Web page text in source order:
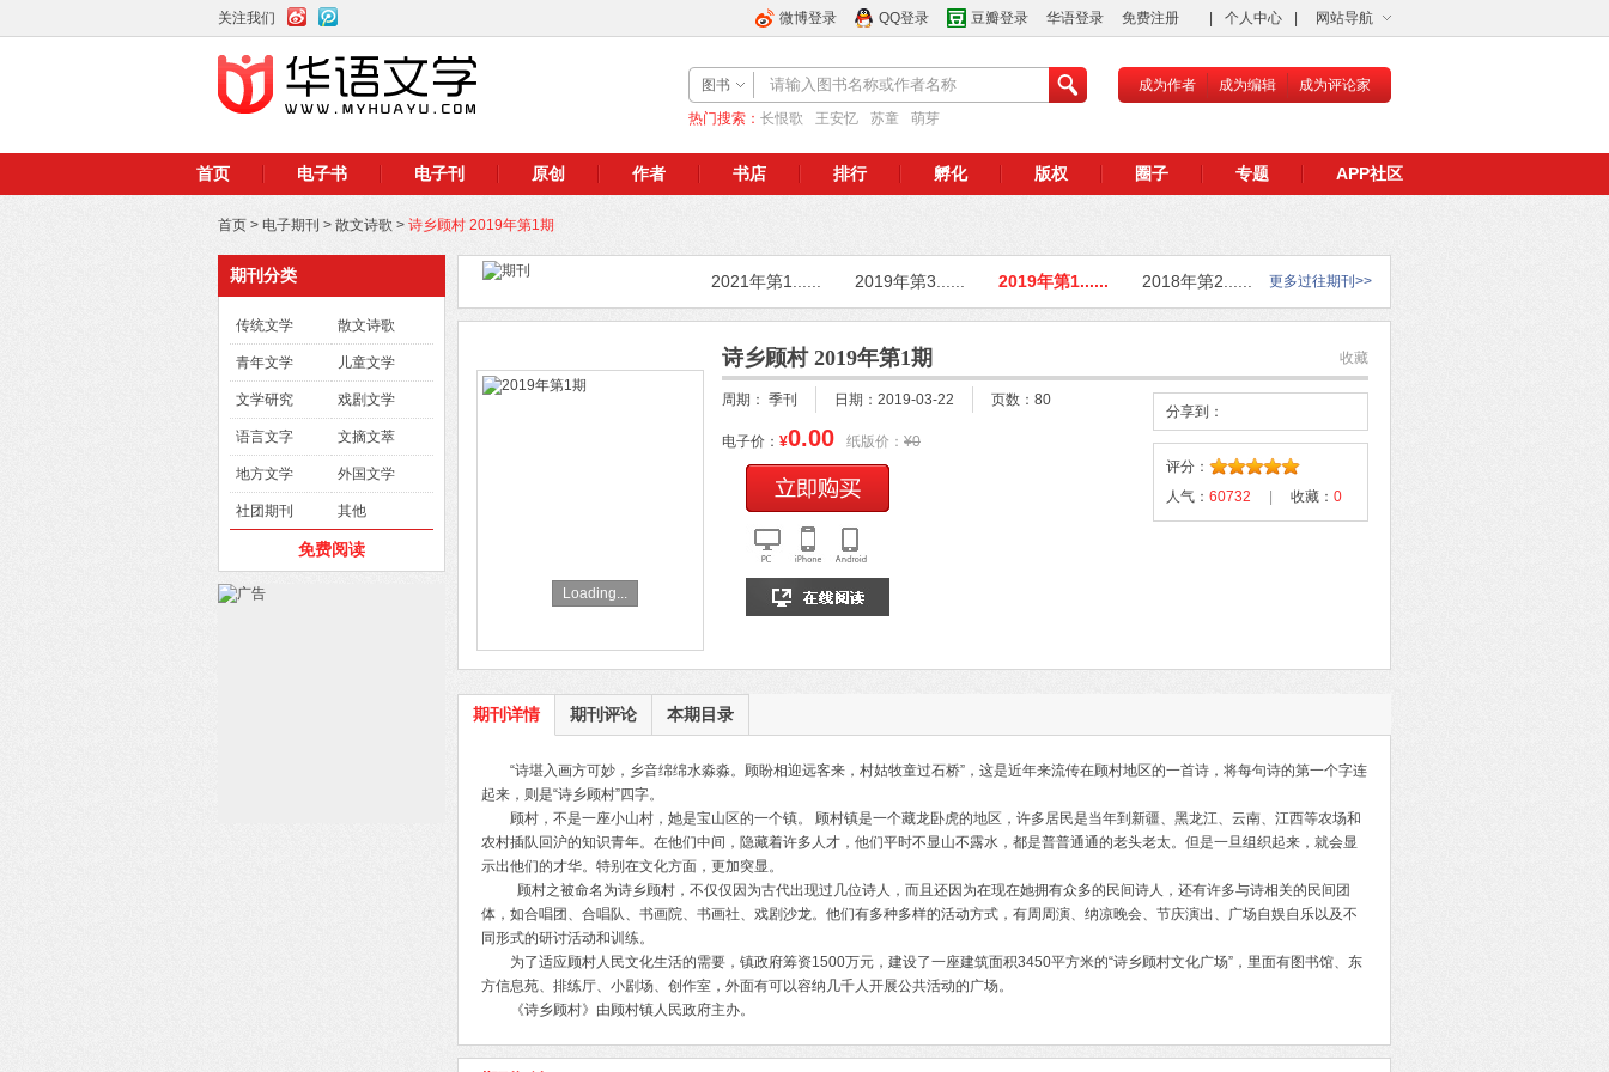
关注我们 个人中心 网站导航
微博登录 QQ登录 豆瓣登录 华语登录 免费注册
成为作者 成为编辑 成为评论家
图书
热门搜索： 长恨歌 王安忆 苏童 萌芽
首页 电子书 电子刊 原创 作者 书店 排行 孵化 版权 圈子 专题 APP社区
首页 > 电子期刊 > 散文诗歌 > 诗乡顾村 2019年第1期
期刊分类
传统文学 散文诗歌
青年文学 儿童文学
文学研究 戏剧文学
语言文字 文摘文萃
地方文学 外国文学
社团期刊 其他
免费阅读
2021年第1...... 2019年第3...... 2019年第1...... 2018年第2...... 更多过往期刊>>
Loading...
收藏
诗乡顾村 2019年第1期
周期： 季刊 日期：2019-03-22 页数：80
电子价： ¥0.00 纸版价： ¥0
分享到：
评分：
人气： 60732 收藏： 0
期刊详情 期刊评论 本期目录
“诗堪入画方可妙，乡音绵绵水淼淼。顾盼相迎远客来，村姑牧童过石桥”，这是近年来流传在顾村地区的一首诗，将每句诗的第一个字连
起来，则是“诗乡顾村”四字。
顾村，不是一座小山村，她是宝山区的一个镇。 顾村镇是一个藏龙卧虎的地区，许多居民是当年到新疆、黑龙江、云南、江西等农场和
农村插队回沪的知识青年。在他们中间，隐藏着许多人才，他们平时不显山不露水，都是普普通通的老头老太。但是一旦组织起来，就会显
示出他们的才华。特别在文化方面，更加突显。
顾村之被命名为诗乡顾村，不仅仅因为古代出现过几位诗人，而且还因为在现在她拥有众多的民间诗人，还有许多与诗相关的民间团
体，如合唱团、合唱队、书画院、书画社、戏剧沙龙。他们有多种多样的活动方式，有周周演、纳凉晚会、节庆演出、广场自娱自乐以及不
同形式的研讨活动和训练。
为了适应顾村人民文化生活的需要，镇政府筹资1500万元，建设了一座建筑面积3450平方米的“诗乡顾村文化广场”，里面有图书馆、东
方信息苑、排练厅、小剧场、创作室，外面有可以容纳几千人开展公共活动的广场。
《诗乡顾村》由顾村镇人民政府主办。